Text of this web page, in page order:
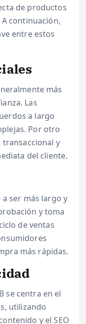
de productos
continuación,
entre estos
más
Las
a largo
Por otro
transaccional y
del cliente.
a ser más largo y
y toma
de ventas
más rápidas.
se centra en el
utilizando
y el SEO